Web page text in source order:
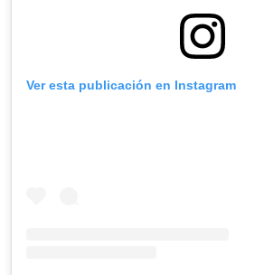
Ver esta publicación en Instagram